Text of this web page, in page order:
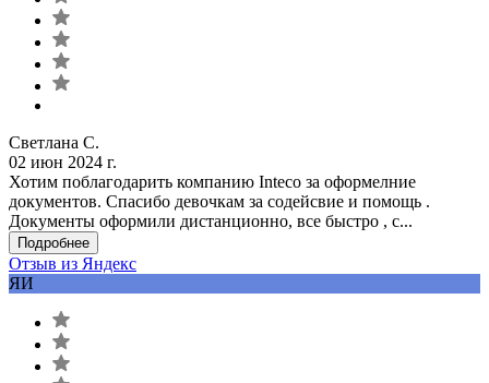
Светлана С.
02 июн 2024 г.
Хотим поблагодарить компанию Inteco за оформелние
документов. Спасибо девочкам за содейсвие и помощь .
Документы оформили дистанционно, все быстро , с...
Подробнее
Отзыв из Яндекс
ЯИ